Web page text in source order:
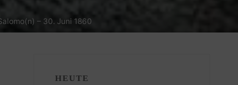
– 30. Juni 1860
HEUTE